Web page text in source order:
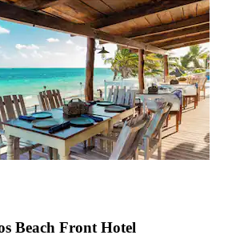
Beach Front Hotel